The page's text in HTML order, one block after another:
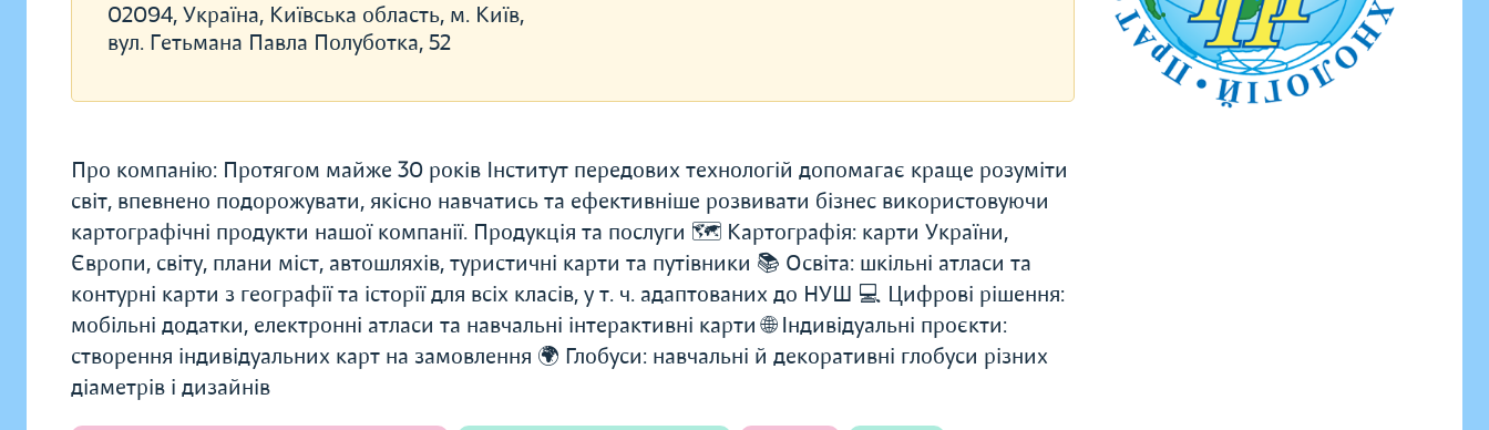
02094, Україна, Київська область, м. Київ,
вул. Гетьмана Павла Полуботка, 52
Про компанію: Протягом майже 30 років Інститут передових технологій допомагає краще розуміти
світ, впевнено подорожувати, якісно навчатись та ефективніше розвивати бізнес використовуючи
картографічні продукти нашої компанії. Продукція та послуги 🗺️ Картографія: карти України,
Європи, світу, плани міст, автошляхів, туристичні карти та путівники 📚 Освіта: шкільні атласи та
контурні карти з географії та історії для всіх класів, у т. ч. адаптованих до НУШ 💻 Цифрові рішення:
мобільні додатки, електронні атласи та навчальні інтерактивні карти 🌐 Індивідуальні проєкти:
створення індивідуальних карт на замовлення 🌍 Глобуси: навчальні й декоративні глобуси різних
діаметрів і дизайнів